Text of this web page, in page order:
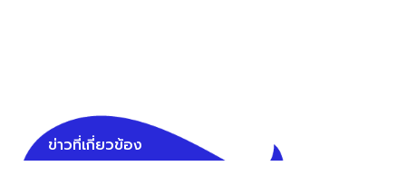
ข่าวที่เกี่ยวข้อง